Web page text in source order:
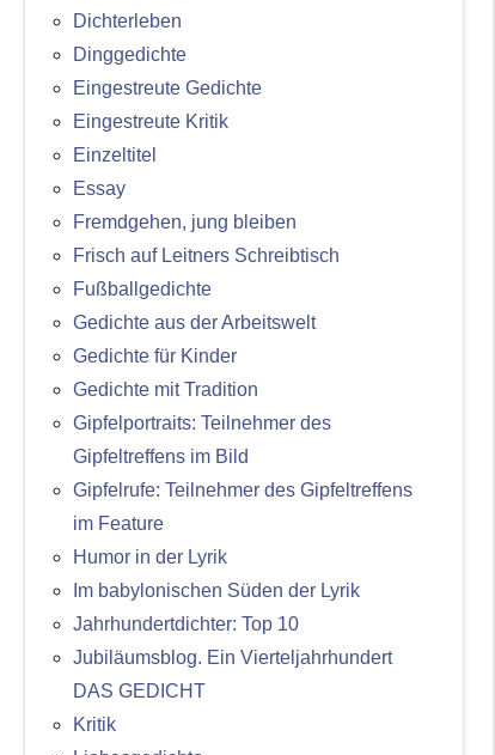
Dichterleben
Dinggedichte
Eingestreute Gedichte
Eingestreute Kritik
Einzeltitel
Essay
Fremdgehen, jung bleiben
Frisch auf Leitners Schreibtisch
Fußballgedichte
Gedichte aus der Arbeitswelt
Gedichte für Kinder
Gedichte mit Tradition
Gipfelportraits: Teilnehmer des
Gipfeltreffens im Bild
Gipfelrufe: Teilnehmer des Gipfeltreffens
im Feature
Humor in der Lyrik
Im babylonischen Süden der Lyrik
Jahrhundertdichter: Top 10
Jubiläumsblog. Ein Vierteljahrhundert
DAS GEDICHT
Kritik